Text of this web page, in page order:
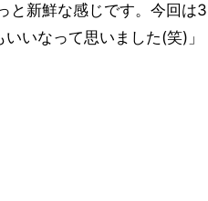
と新鮮な感じです。今回は3
いなって思いました(笑)」